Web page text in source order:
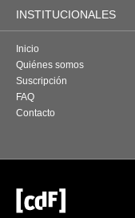
INSTITUCIONALES
Inicio
Quiénes somos
Suscripción
FAQ
Contacto